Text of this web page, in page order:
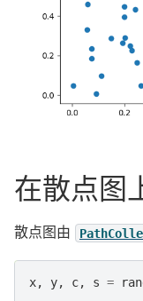
在散点图
散点图由
x, y, c, s =